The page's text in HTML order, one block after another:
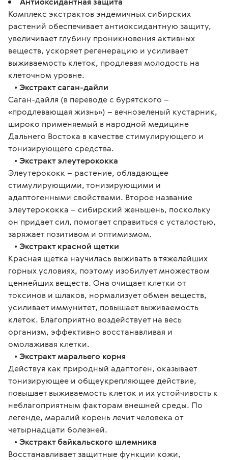
Комплекс экстрактов эндемичных сибирских
растений обеспечивает антиоксидантную защиту,
увеличивает глубину проникновения активных
веществ, ускоряет регенерацию и усиливает
выживаемость клеток, продлевая молодость на
клеточном уровне.
•Экстракт саган-дайли
Саган-дайля (в переводе с бурятского –
«продлевающая жизнь») – вечнозеленый кустарник,
широко применяемый в народной медицине
Дальнего Востока в качестве стимулирующего и
тонизирующего средства.
•Экстракт элеутерококка
Элеутерококк – растение, обладающее
стимулирующими, тонизирующими и
адаптогенными свойствами. Второе название
элеутерококка – сибирский женьшень, поскольку
он придает сил, помогает справиться с усталостью,
заряжает позитивом и оптимизмом.
•Экстракт красной щетки
Красная щетка научилась выживать в тяжелейших
горных условиях, поэтому изобилует множеством
ценнейших веществ. Она очищает клетки от
токсинов и шлаков, нормализует обмен веществ,
усиливает иммунитет, повышает выживаемость
клеток. Благоприятно воздействует на весь
организм, эффективно восстанавливая и
омолаживая клетки.
•Экстракт маральего корня
Действуя как природный адаптоген, оказывает
тонизирующее и общеукрепляющее действие,
повышает выживаемость клеток и их устойчивость к
неблагоприятным факторам внешней среды. По
легенде, маралий корень лечит человека от
четырнадцати болезней.
•Экстракт байкальского шлемника
Восстанавливает защитные функции кожи,